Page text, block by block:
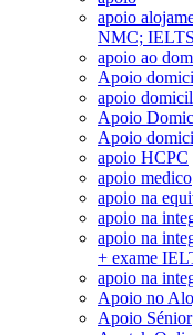
apoio
NMC;
apoio ao
Apoio
apoio
Apoio
Apoio
apoio HCPC
apoio medico
apoio na
apoio na
apoio na
+ exame
apoio na
Apoio no
Apoio Sénior